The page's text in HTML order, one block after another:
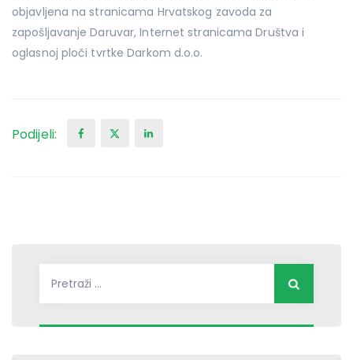
objavljena na stranicama Hrvatskog zavoda za
zapošljavanje Daruvar, Internet stranicama Društva i
oglasnoj ploči tvrtke Darkom d.o.o.
Podijeli: